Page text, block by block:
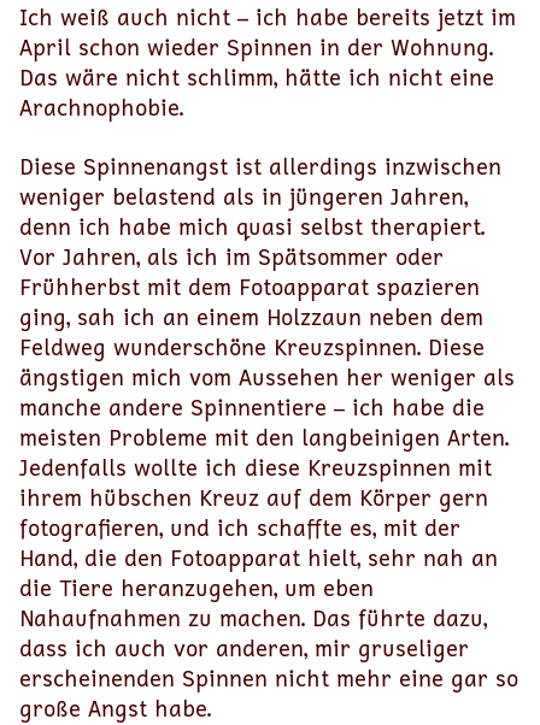
Ich weiß auch nicht – ich habe bereits jetzt im
April schon wieder Spinnen in der Wohnung.
Das wäre nicht schlimm, hätte ich nicht eine
Arachnophobie.
Diese Spinnenangst ist allerdings inzwischen
weniger belastend als in jüngeren Jahren,
denn ich habe mich quasi selbst therapiert.
Vor Jahren, als ich im Spätsommer oder
Frühherbst mit dem Fotoapparat spazieren
ging, sah ich an einem Holzzaun neben dem
Feldweg wunderschöne Kreuzspinnen. Diese
ängstigen mich vom Aussehen her weniger als
manche andere Spinnentiere – ich habe die
meisten Probleme mit den langbeinigen Arten.
Jedenfalls wollte ich diese Kreuzspinnen mit
ihrem hübschen Kreuz auf dem Körper gern
fotografieren, und ich schaffte es, mit der
Hand, die den Fotoapparat hielt, sehr nah an
die Tiere heranzugehen, um eben
Nahaufnahmen zu machen. Das führte dazu,
dass ich auch vor anderen, mir gruseliger
erscheinenden Spinnen nicht mehr eine gar so
große Angst habe.